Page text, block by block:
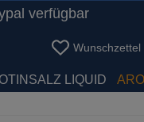
verfügbar
Wunschzettel
LIQUID